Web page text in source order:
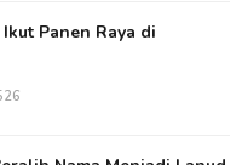
Panen Raya di